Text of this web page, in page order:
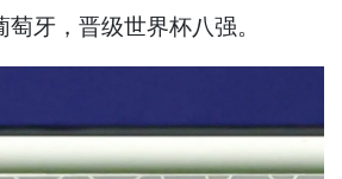
牙，晋级世界杯八强。